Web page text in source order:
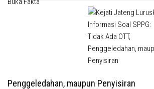
Penggeledahan, maupun Penyisiran